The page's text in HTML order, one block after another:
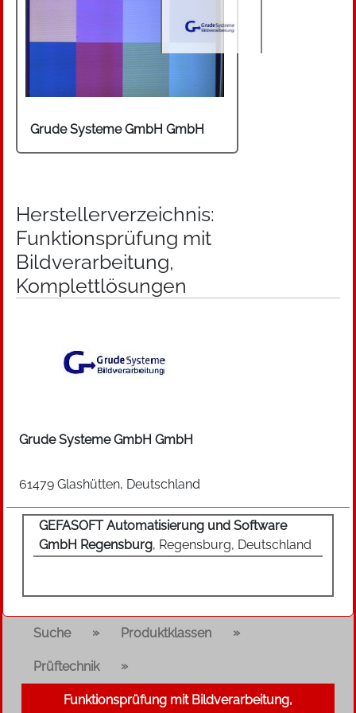
Grude Systeme GmbH GmbH
Herstellerverzeichnis:
Funktionsprüfung mit
Bildverarbeitung,
Komplettlösungen
Grude Systeme GmbH GmbH
61479 Glashütten, Deutschland
GEFASOFT Automatisierung und Software
GmbH Regensburg, Regensburg, Deutschland
Suche » Produktklassen »
Prüftechnik »
Funktionsprüfung mit Bildverarbeitung,